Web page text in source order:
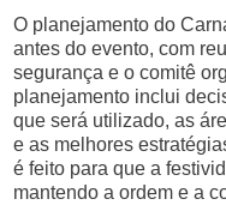
O planejamento do
antes do evento, com
segurança e o comitê
planejamento inclui
que será utilizado, as
e as melhores
é feito para que a
mantendo a ordem e a